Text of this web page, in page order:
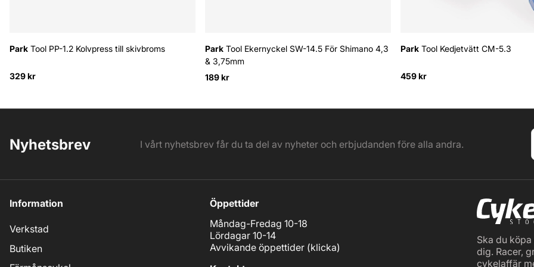
Park Tool PP-1.2 Kolvpress till skivbroms
329 kr
Park Tool Ekernyckel SW-14.5 För Shimano 4,3
& 3,75mm
189 kr
Park Tool Kedjetvätt CM-5.3
459 kr
Nyhetsbrev I vårt nyhetsbrev får du ta del av nyheter och erbjudanden före alla andra.
Information
Verkstad
Butiken
Öppettider
Måndag-Fredag 10-18
Lördagar 10-14
Avvikande öppettider (klicka)
Ska du
dig. Racer,
cykelaffär